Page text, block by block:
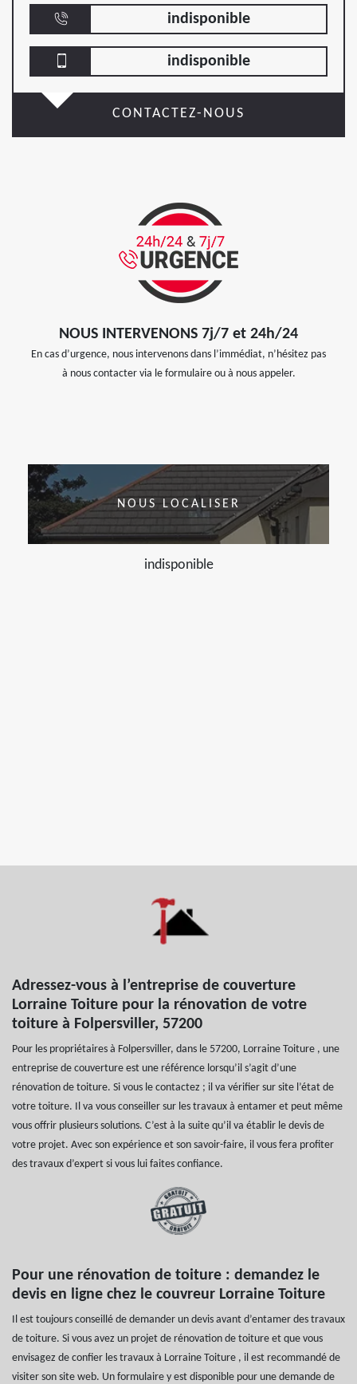
indisponible
indisponible
CONTACTEZ-NOUS
NOUS INTERVENONS 7j/7 et 24h/24
En cas d’urgence, nous intervenons dans l’immédiat, n’hésitez pas
à nous contacter via le formulaire ou à nous appeler.
NOUS LOCALISER
indisponible
Adressez-vous à l’entreprise de couverture
Lorraine Toiture pour la rénovation de votre
toiture à Folpersviller, 57200
Pour les propriétaires à Folpersviller, dans le 57200, Lorraine Toiture , une
entreprise de couverture est une référence lorsqu’il s’agit d’une
rénovation de toiture. Si vous le contactez ; il va vérifier sur site l’état de
votre toiture. Il va vous conseiller sur les travaux à entamer et peut même
vous offrir plusieurs solutions. C’est à la suite qu’il va établir le devis de
votre projet. Avec son expérience et son savoir-faire, il vous fera profiter
des travaux d’expert si vous lui faites confiance.
Pour une rénovation de toiture : demandez le
devis en ligne chez le couvreur Lorraine Toiture
Il est toujours conseillé de demander un devis avant d’entamer des travaux
de toiture. Si vous avez un projet de rénovation de toiture et que vous
envisagez de confier les travaux à Lorraine Toiture , il est recommandé de
visiter son site web. Un formulaire y est disponible pour une demande de